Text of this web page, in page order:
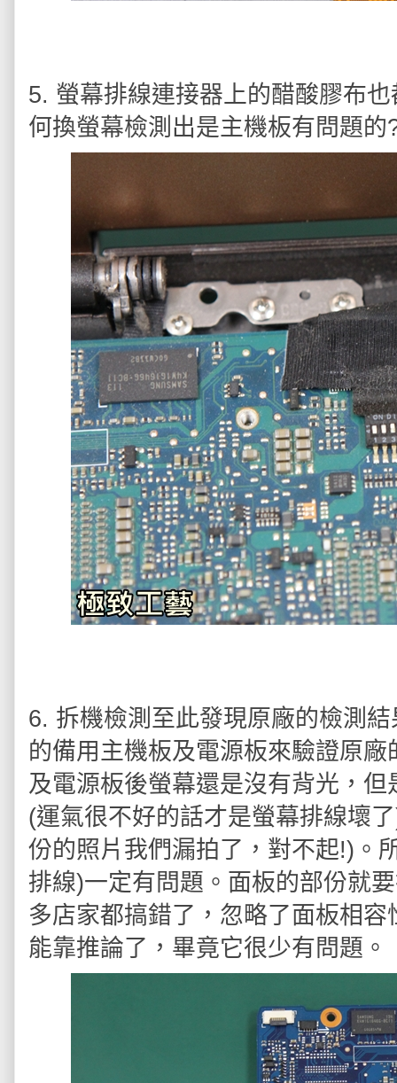
5. 螢幕排線連接器上的醋酸膠布
何換螢幕檢測出是主機板有問題的
6. 拆機檢測至此發現原廠的檢測
的備用主機板及電源板來驗證原
及電源板後螢幕還是沒有背光，
(運氣很不好的話才是螢幕排線壞
份的照片我們漏拍了，對不起!)。
排線)一定有問題。面板的部份就
多店家都搞錯了，忽略了面板相
能靠推論了，畢竟它很少有問題。